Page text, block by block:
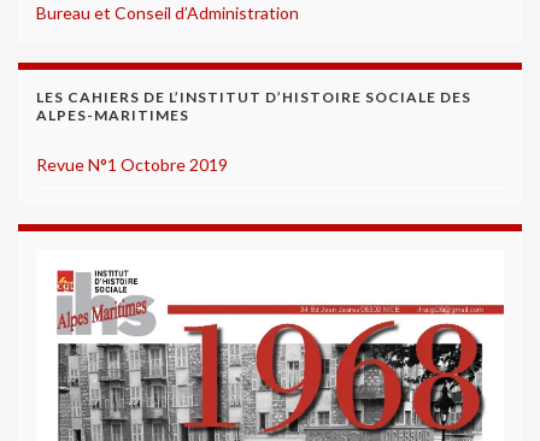
Bureau et Conseil d’Administration
LES CAHIERS DE L’INSTITUT D’HISTOIRE SOCIALE DES
ALPES-MARITIMES
Revue N°1 Octobre 2019